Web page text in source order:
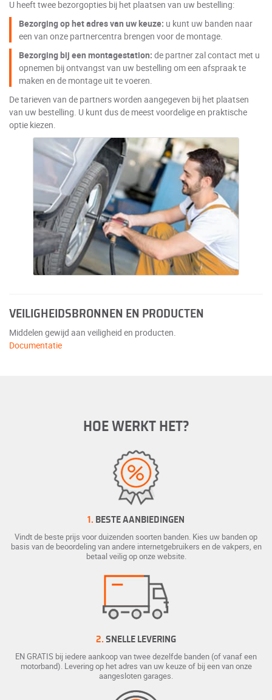
U heeft twee bezorgopties bij het plaatsen van uw bestelling:
Bezorging op het adres van uw keuze: u kunt uw banden naar
een van onze partnercentra brengen voor de montage.
Bezorging bij een montagestation: de partner zal contact met u
opnemen bij ontvangst van uw bestelling om een afspraak te
maken en de montage uit te voeren.
De tarieven van de partners worden aangegeven bij het plaatsen
van uw bestelling. U kunt dus de meest voordelige en praktische
optie kiezen.
VEILIGHEIDSBRONNEN EN PRODUCTEN
Middelen gewijd aan veiligheid en producten.
Documentatie
HOE WERKT HET?
1. BESTE AANBIEDINGEN
Vindt de beste prijs voor duizenden soorten banden. Kies uw banden op
basis van de beoordeling van andere internetgebruikers en de vakpers, en
betaal veilig op onze website.
2. SNELLE LEVERING
EN GRATIS bij iedere aankoop van twee dezelfde banden (of vanaf een
motorband). Levering op het adres van uw keuze of bij een van onze
aangesloten garages.